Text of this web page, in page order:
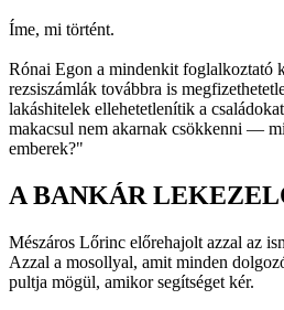
Íme, mi történt.
Rónai Egon a mindenkit foglalkoztató
rezsiszámlák továbbra is
lakáshitelek ellehetetlenítik a
makacsul nem akarnak csökkenni —
emberek?"
A BANKÁR
Mészáros Lőrinc előrehajolt azzal az
Azzal a mosollyal, amit minden
pultja mögül, amikor segítséget kér.